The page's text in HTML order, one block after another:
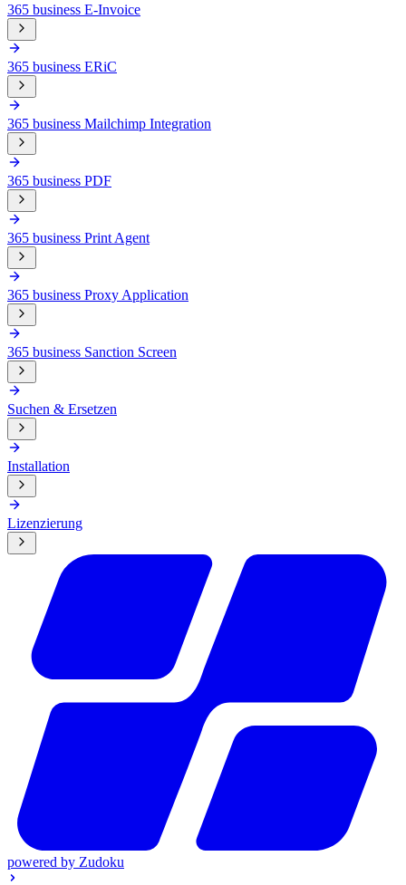
365 business E-Invoice
365 business ERiC
365 business Mailchimp Integration
365 business PDF
365 business Print Agent
365 business Proxy Application
365 business Sanction Screen
Suchen & Ersetzen
Installation
Lizenzierung
powered by Zudoku